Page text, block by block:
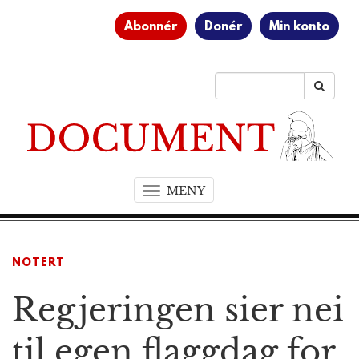
Abonnér Donér Min konto
MENYT
o
a
i
NOTERT
Regjeringen sier nei